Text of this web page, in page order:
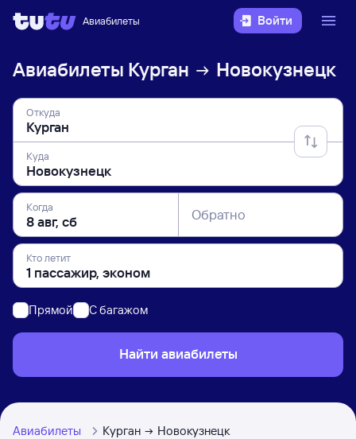
Авиабилеты Войти
Авиабилеты Курган Новокузнецк
Откуда
Куда
Когда Обратно
Кто летит
Прямой C багажом
Найти авиабилеты
Авиабилеты Курган Новокузнецк